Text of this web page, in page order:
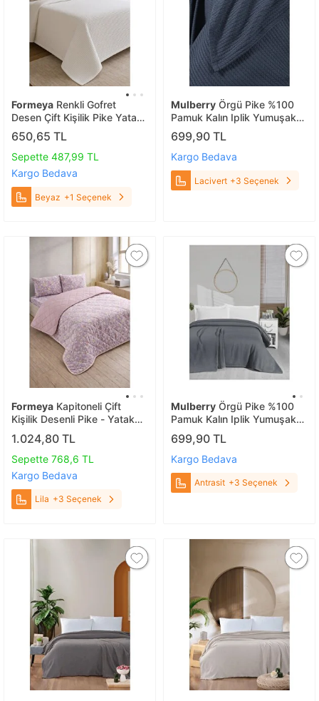
Formeya Renkli Gofret
Desen Çift Kişilik Pike Yatak
Örtüsü Otel Pike 200x230
Cm Beyaz
650,65 TL
Sepette 487,99 TL
Kargo Bedava
Beyaz +1 Seçenek
Mulberry Örgü Pike %100
Pamuk Kalın Iplik Yumuşak
Battal Boy 240*260 Lacivert
699,90 TL
Kargo Bedava
Lacivert +3 Seçenek
Formeya Kapitoneli Çift
Kişilik Desenli Pike - Yatak
Örtüsü Takımı 200x230 Cm
- 2 Adet Yastık Kılıflı Lila
1.024,80 TL
Sepette 768,6 TL
Kargo Bedava
Lila +3 Seçenek
Mulberry Örgü Pike %100
Pamuk Kalın Iplik Yumuşak
Battal Boy 240*260 Antrasit
699,90 TL
Kargo Bedava
Antrasit +3 Seçenek